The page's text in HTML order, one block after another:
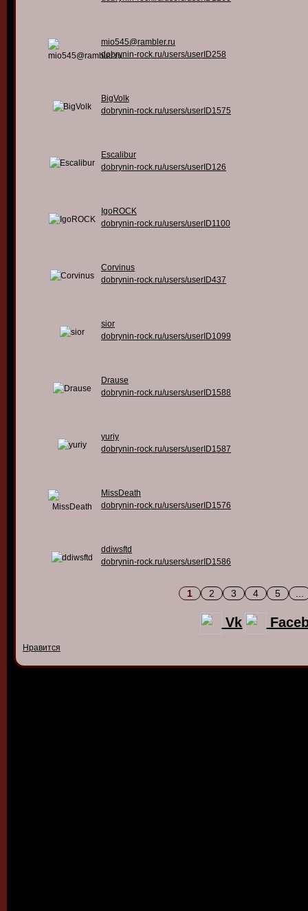
mio545@rambler.ru
dobrynin-rock.ru/users/userID258
BigVolk
dobrynin-rock.ru/users/userID1575
Escalibur
dobrynin-rock.ru/users/userID126
IgoROCK
dobrynin-rock.ru/users/userID1100
Corvinus
dobrynin-rock.ru/users/userID437
sior
dobrynin-rock.ru/users/userID1099
Drause
dobrynin-rock.ru/users/userID1588
yuriy
dobrynin-rock.ru/users/userID1587
MissDeath
dobrynin-rock.ru/users/userID1576
ddiwsftd
dobrynin-rock.ru/users/userID1586
1 2 3 4 5
Vk
Нравится